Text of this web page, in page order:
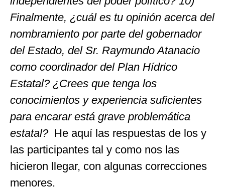
Finalmente, ¿cuál es tu opinión acerca del
nombramiento por parte del gobernador
del Estado, del Sr. Raymundo Atanacio
como coordinador del Plan Hídrico
Estatal? ¿Crees que tenga los
conocimientos y experiencia suficientes
para encarar está grave problemática
estatal?He aquí las respuestas de los y
las participantes tal y como nos las
hicieron llegar, con algunas correcciones
menores.